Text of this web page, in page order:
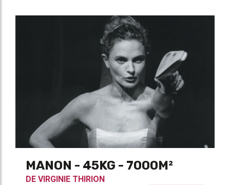
MANON - 45KG - 7000M²
DE VIRGINIE THIRION